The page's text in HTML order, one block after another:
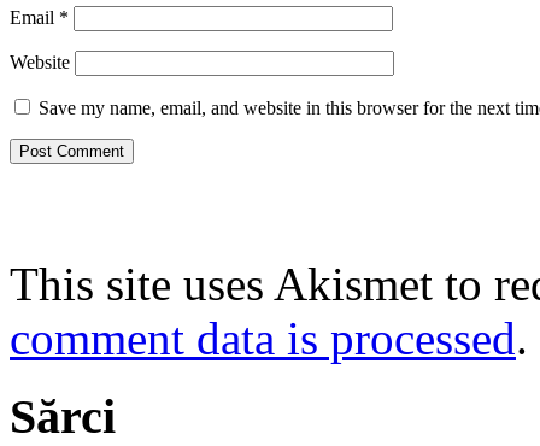
Email *
Website
Save my name, email, and website in this browser for the next
This site uses Akismet to
comment data is processed.
Sărci